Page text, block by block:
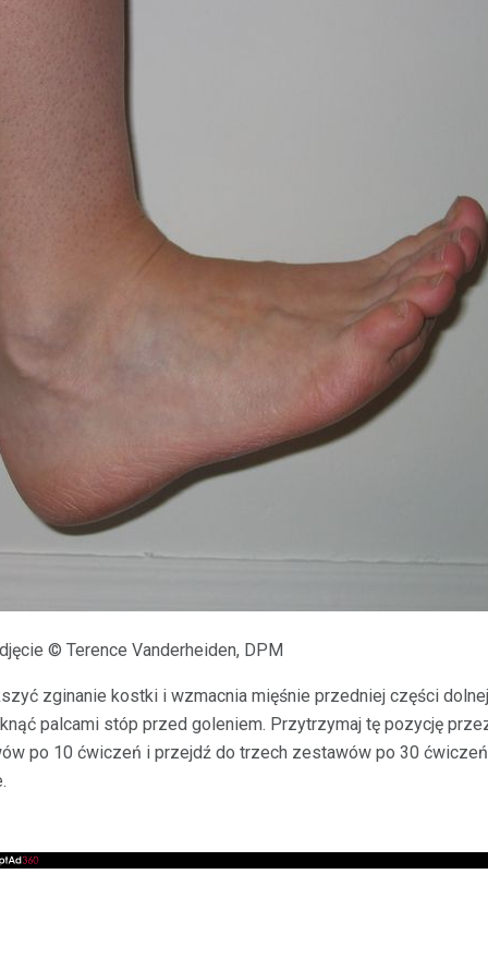
© Terence Vanderheiden, DPM
zginanie kostki i wzmacnia mięśnie przedniej części
palcami stóp przed goleniem. Przytrzymaj tę pozycję
po 10 ćwiczeń i przejdź do trzech zestawów po 30